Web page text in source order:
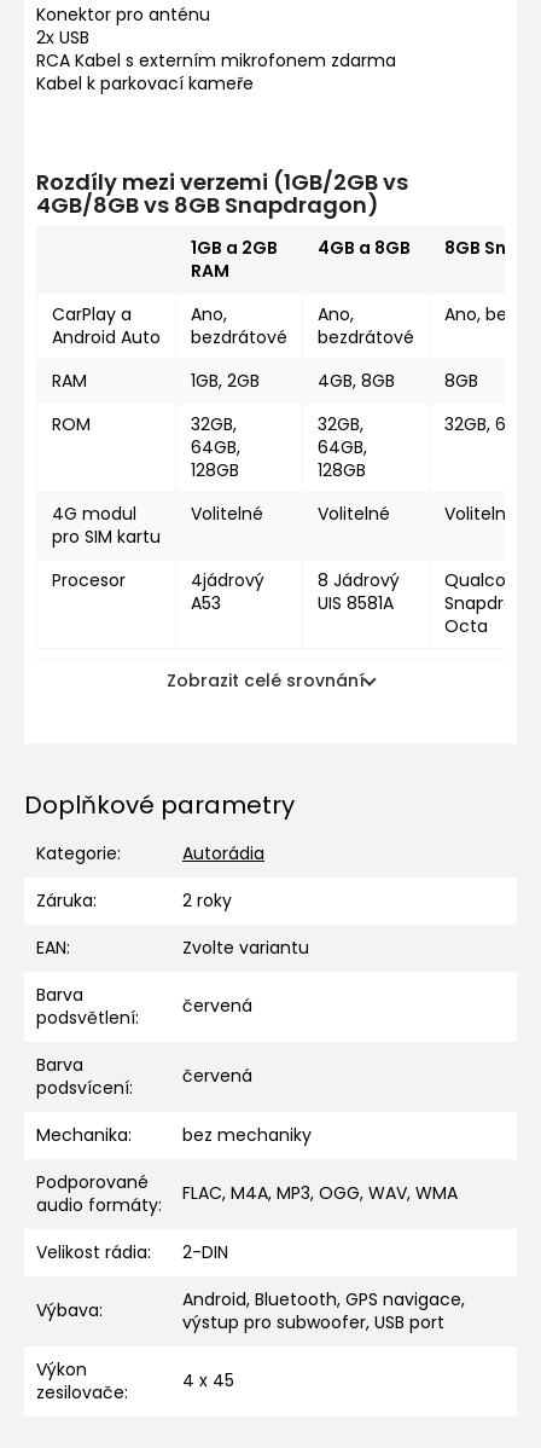
Konektor pro anténu
2x USB
RCA Kabel s externím mikrofonem zdarma
Kabel k parkovací kameře
Rozdíly mezi verzemi (1GB/2GB vs
4GB/8GB vs 8GB Snapdragon)
1GB a 2GB
RAM
4GB a 8GB 8GB
CarPlay a
Android Auto
Ano,
bezdrátové
Ano,
bezdrátové
Ano,
RAM 1GB, 2GB 4GB, 8GB
8GB
ROM
32GB,
64GB,
128GB
32GB,
64GB,
128GB
32GB,
4G modul
pro SIM kartu
Volitelné Volitelné Volitelné
Procesor
4jádrový
A53
8 Jádrový
UIS 8581A
Octa
Zobrazit celé srovnání
Doplňkové parametry
Kategorie:
Autorádia
Záruka:
2 roky
EAN:
Zvolte variantu
Barva
podsvětlení: červená
Barva
podsvícení: červená
Mechanika:
bez mechaniky
Podporované
audio formáty: FLAC, M4A, MP3, OGG, WAV, WMA
Velikost rádia: 2-DIN
Výbava:
Android, Bluetooth, GPS navigace,
výstup pro subwoofer, USB port
Výkon
zesilovače: 4 x 45